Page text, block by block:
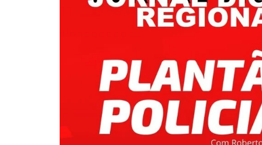
MOGI
MOGI
PAULÍNIA